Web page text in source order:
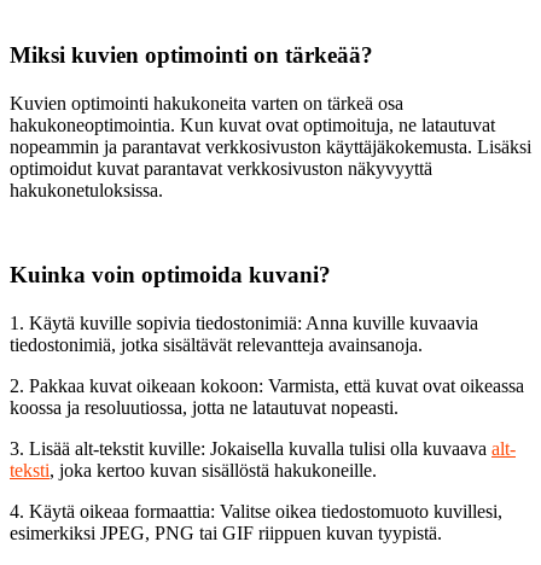
Miksi kuvien optimointi on tärkeää?
Kuvien optimointi hakukoneita varten on tärkeä osa
hakukoneoptimointia. Kun kuvat ovat optimoituja, ne latautuvat
nopeammin ja parantavat verkkosivuston käyttäjäkokemusta. Lisäksi
optimoidut kuvat parantavat verkkosivuston näkyvyyttä
hakukonetuloksissa.
Kuinka voin optimoida kuvani?
1. Käytä kuville sopivia tiedostonimiä: Anna kuville kuvaavia
tiedostonimiä, jotka sisältävät relevantteja avainsanoja.
2. Pakkaa kuvat oikeaan kokoon: Varmista, että kuvat ovat oikeassa
koossa ja resoluutiossa, jotta ne latautuvat nopeasti.
3. Lisää alt-tekstit kuville: Jokaisella kuvalla tulisi olla kuvaava alt-
teksti, joka kertoo kuvan sisällöstä hakukoneille.
4. Käytä oikeaa formaattia: Valitse oikea tiedostomuoto kuvillesi,
esimerkiksi JPEG, PNG tai GIF riippuen kuvan tyypistä.